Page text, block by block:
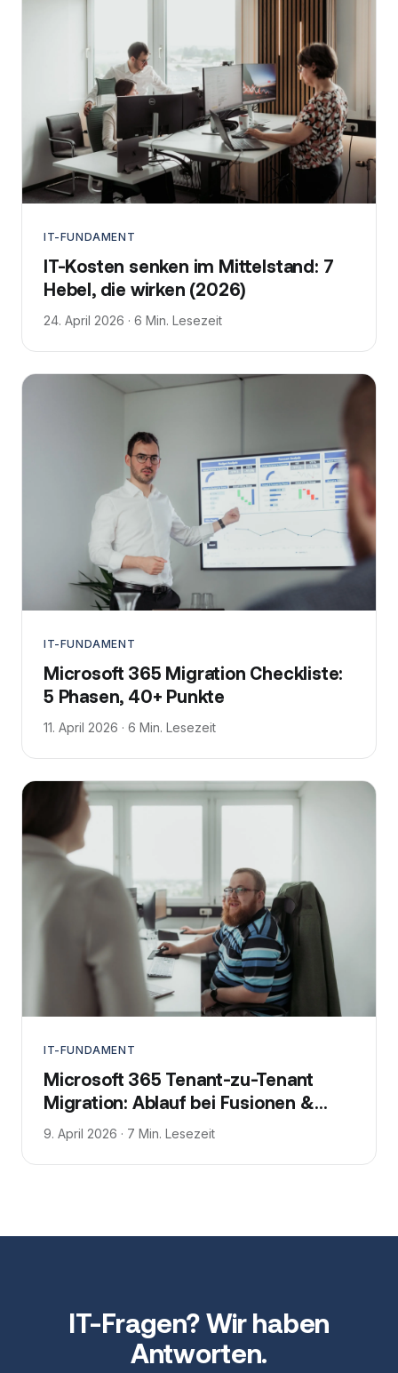
IT-FUNDAMENT
IT-Kosten senken im Mittelstand: 7
Hebel, die wirken (2026)
24. April 2026 · 6 Min. Lesezeit
IT-FUNDAMENT
Microsoft 365 Migration Checkliste:
5 Phasen, 40+ Punkte
11. April 2026 · 6 Min. Lesezeit
IT-FUNDAMENT
Microsoft 365 Tenant-zu-Tenant
Migration: Ablauf bei Fusionen &
Übernahmen
9. April 2026 · 7 Min. Lesezeit
IT-Fragen? Wir haben
Antworten.